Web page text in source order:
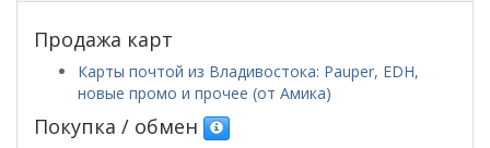
Продажа карт
Карты почтой из Владивостока: Pauper, EDH,
новые промо и прочее (от Амика)
Покупка / обмен